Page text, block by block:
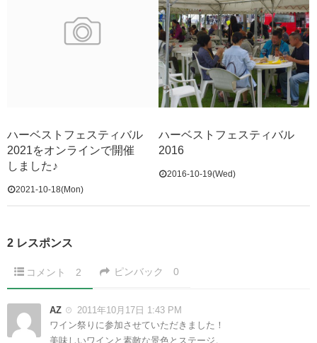
ハーベストフェスティバル
2021をオンラインで開催
しました♪
2021-10-18(Mon)
ハーベストフェスティバル
2016
2016-10-19(Wed)
2 レスポンス
コメント 2 ピンバック 0
AZ
2011年10月17日 1:43 PM
ワイン祭りに参加させていただきました！
美味しいワインと素敵な景色とステージ。